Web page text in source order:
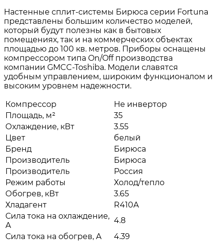
Настенные сплит-системы Бирюса серии Fortuna
представлены большим количество моделей,
который будут полезны как в бытовых
помещениях, так и на коммерческих объектах
площадью до 100 кв. метров. Приборы оснащены
компрессором типа On/Off производства
компании GMCC-Toshiba. Модели славятся
удобным управлением, широким функционалом и
высоким уровнем надежности.
Компрессор
Не инвертор
Площадь, м²
35
Охлаждение, кВт
3.55
Цвет
белый
Бренд
Бирюса
Производитель
Бирюса
Производитель
Россия
Режим работы
Холод/тепло
Обогрев, кВт
3.65
Хладагент
R410A
Сила тока на охлаждение,
А
4.8
Сила тока на обогрев, А
4.39